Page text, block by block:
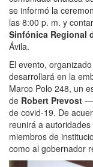
se informó la
las 8:00 p. m. y
Sinfónica Regional
Ávila.
El evento,
desarrollará en la
Marco Polo 248, un
de Robert Prevost
de covid-19. De
reunirá a
miembros de
como al gobernador